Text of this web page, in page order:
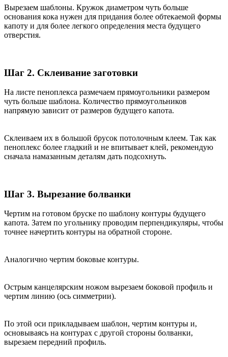
Вырезаем шаблоны. Кружок диаметром чуть больше
основания кока нужен для придания более обтекаемой формы
капоту и для более легкого определения места будущего
отверстия.
Шаг 2. Склеивание заготовки
На листе пеноплекса размечаем прямоугольники размером
чуть больше шаблона. Количество прямоугольников
напрямую зависит от размеров будущего капота.
Склеиваем их в большой брусок потолочным клеем. Так как
пеноплекс более гладкий и не впитывает клей, рекомендую
сначала намазанным деталям дать подсохнуть.
Шаг 3. Вырезание болванки
Чертим на готовом бруске по шаблону контуры будущего
капота. Затем по угольнику проводим перпендикуляры, чтобы
точнее начертить контуры на обратной стороне.
Аналогично чертим боковые контуры.
Острым канцелярским ножом вырезаем боковой профиль и
чертим линию (ось симметрии).
По этой оси прикладываем шаблон, чертим контуры и,
основываясь на контурах с другой стороны болванки,
вырезаем передний профиль.